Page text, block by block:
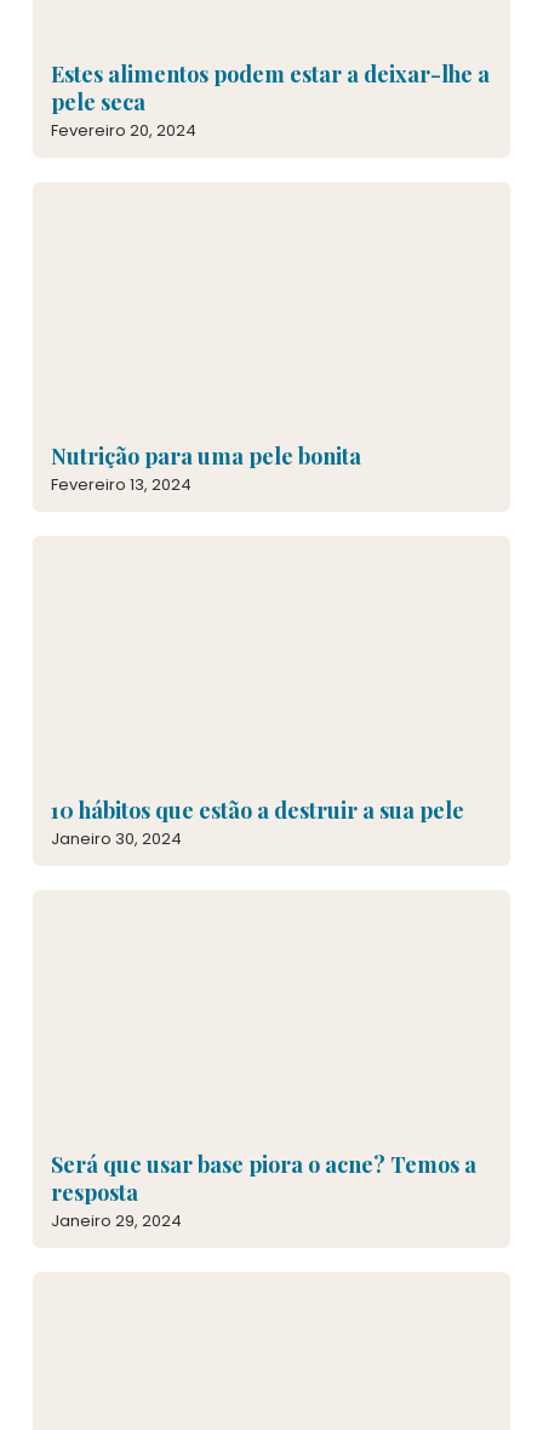
Estes alimentos podem estar a deixar-lhe a
pele seca
Fevereiro 20, 2024
Nutrição para uma pele bonita
Fevereiro 13, 2024
10 hábitos que estão a destruir a sua pele
Janeiro 30, 2024
Será que usar base piora o acne? Temos a
resposta
Janeiro 29, 2024